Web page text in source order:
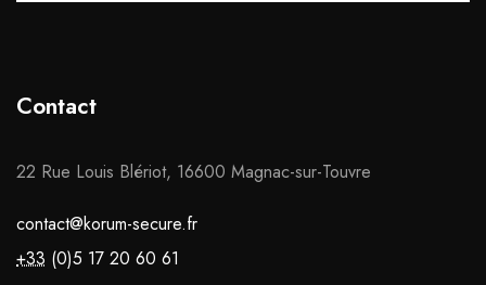
Contact
22 Rue Louis Blériot, 16600 Magnac-sur-Touvre
contact@korum-secure.fr
+33 (0)5 17 20 60 61